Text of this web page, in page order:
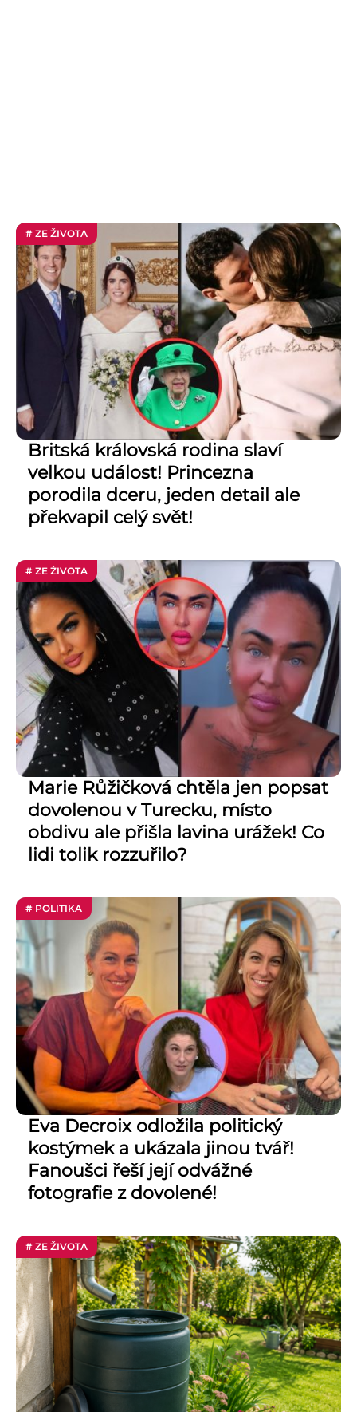
# ZE ŽIVOTA
Britská královská rodina slaví
velkou událost! Princezna
porodila dceru, jeden detail ale
překvapil celý svět!
# ZE ŽIVOTA
Marie Růžičková chtěla jen popsat
dovolenou v Turecku, místo
obdivu ale přišla lavina urážek! Co
lidi tolik rozzuřilo?
# POLITIKA
Eva Decroix odložila politický
kostýmek a ukázala jinou tvář!
Fanoušci řeší její odvážné
fotografie z dovolené!
# ZE ŽIVOTA